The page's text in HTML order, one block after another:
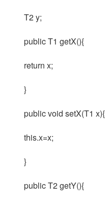
T2 y;
public T1 getX(){
return x;
}
public void setX(T1 x){
this.x=x;
}
public T2 getY(){